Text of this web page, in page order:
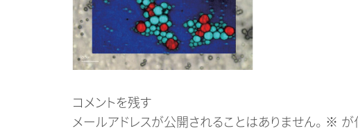
コメントを残す
メールアドレスが公開されることはありません。 ※ が